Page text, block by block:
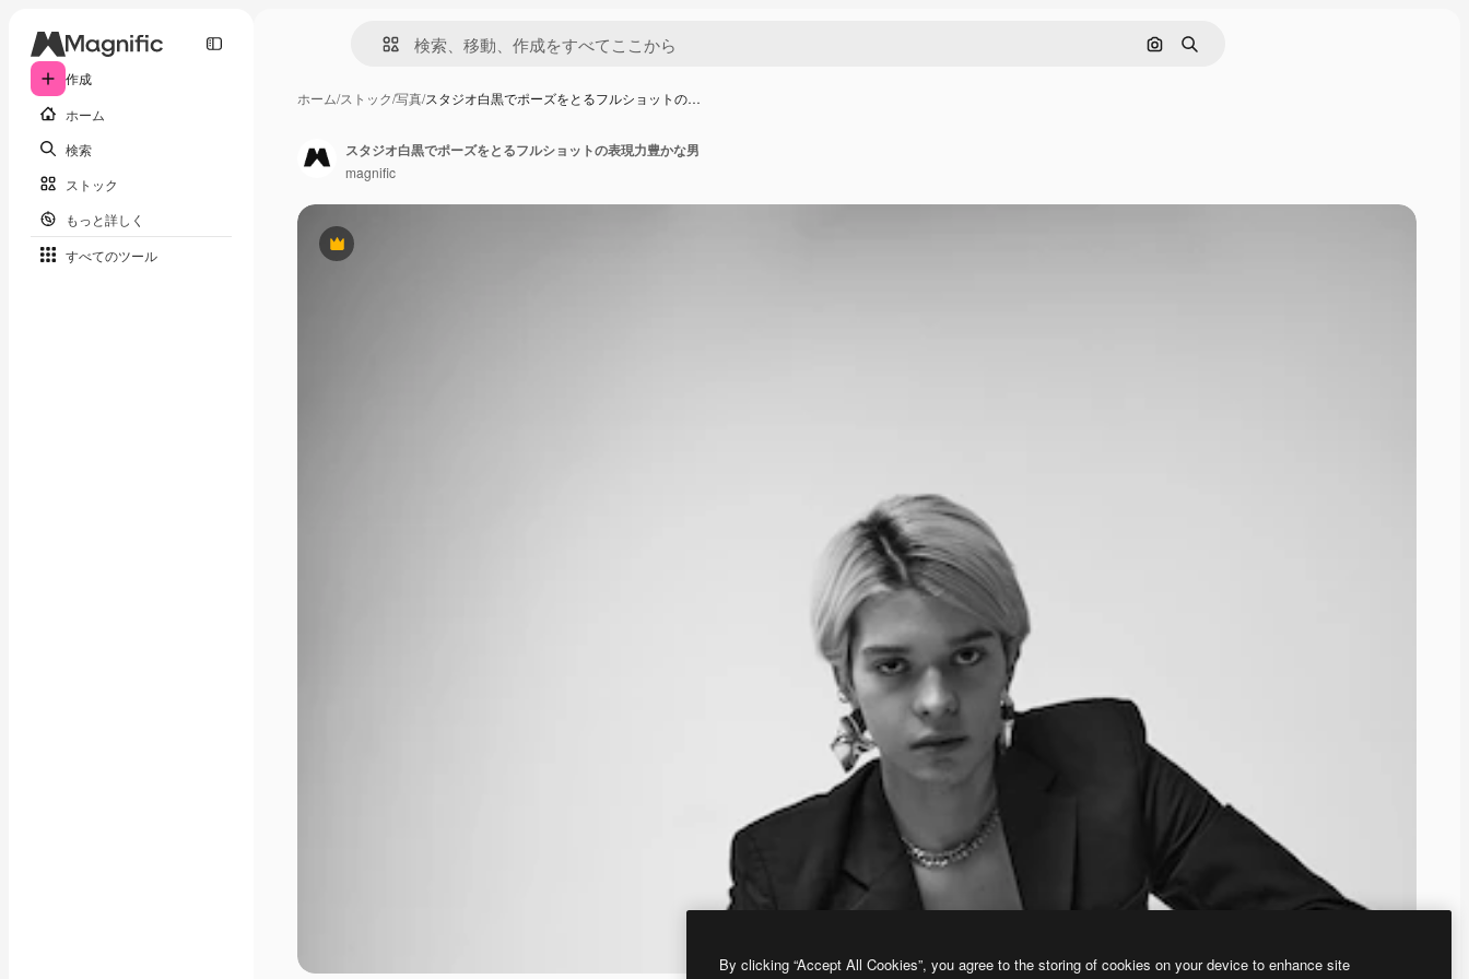
作成
ホーム
検索
ストック
もっと詳しく
すべてのツール
画像で検索
検索
ホーム/ストック/写真/スタジオ白黒でポーズをとるフルショットの…
Premium
スタジオ白黒でポーズをとるフルショットの表現力豊かな男
magnific
By clicking “Accept All Cookies”, you agree to the storing of cookies on your device to enhance site